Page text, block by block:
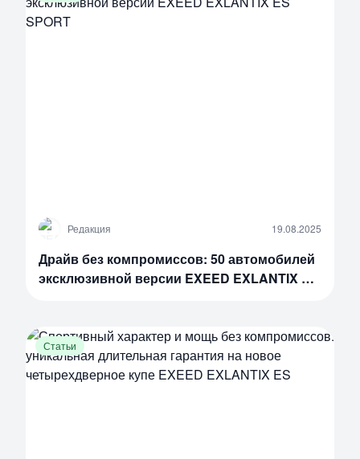
Р Редакция 19.08.2025
Драйв без компромиссов: 50 автомобилей
эксклюзивной версии EXEED EXLANTIX ES
Статьи